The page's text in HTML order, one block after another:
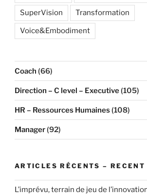
SuperVision Transformation
Voice&Embodiment
Coach (66)
Direction – C level – Executive(105)
HR – Ressources Humaines(108)
Manager(92)
ARTICLES RÉCENTS – RECENT
L’imprévu, terrain de jeu de